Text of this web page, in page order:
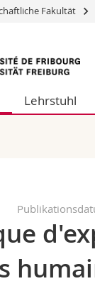
Fakultät
Lehrstuhl